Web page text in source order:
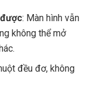
: Màn hình vẫn
không thể mở
đều đơ, không